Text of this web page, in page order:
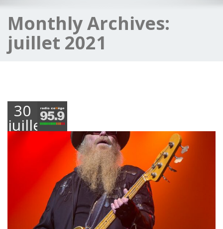
Monthly Archives:
juillet 2021
30
juillet
2021